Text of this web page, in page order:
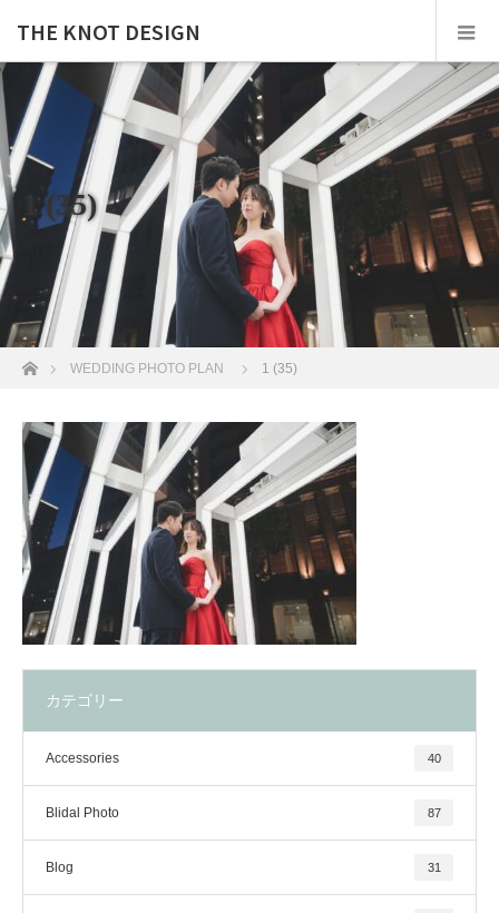
THE KNOT DESIGN
1 (35)
ホームWEDDING PHOTO PLAN 1 (35)
カテゴリー
Accessories 40
Blidal Photo 87
Blog 31